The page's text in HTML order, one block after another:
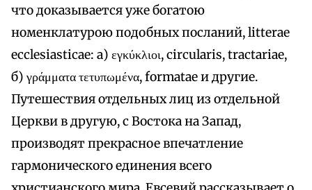
что доказывается уже богатою
номенклатурою подобных посланий, litterae
ecclesiasticae: а) εγκύκλιοι, circularis, tractariae,
б) γράμματα τετυπωμένα, formatae и другие.
Путешествия отдельных лиц из отдельной
Церкви в другую, с Востока на Запад,
производят прекрасное впечатление
гармонического единения всего